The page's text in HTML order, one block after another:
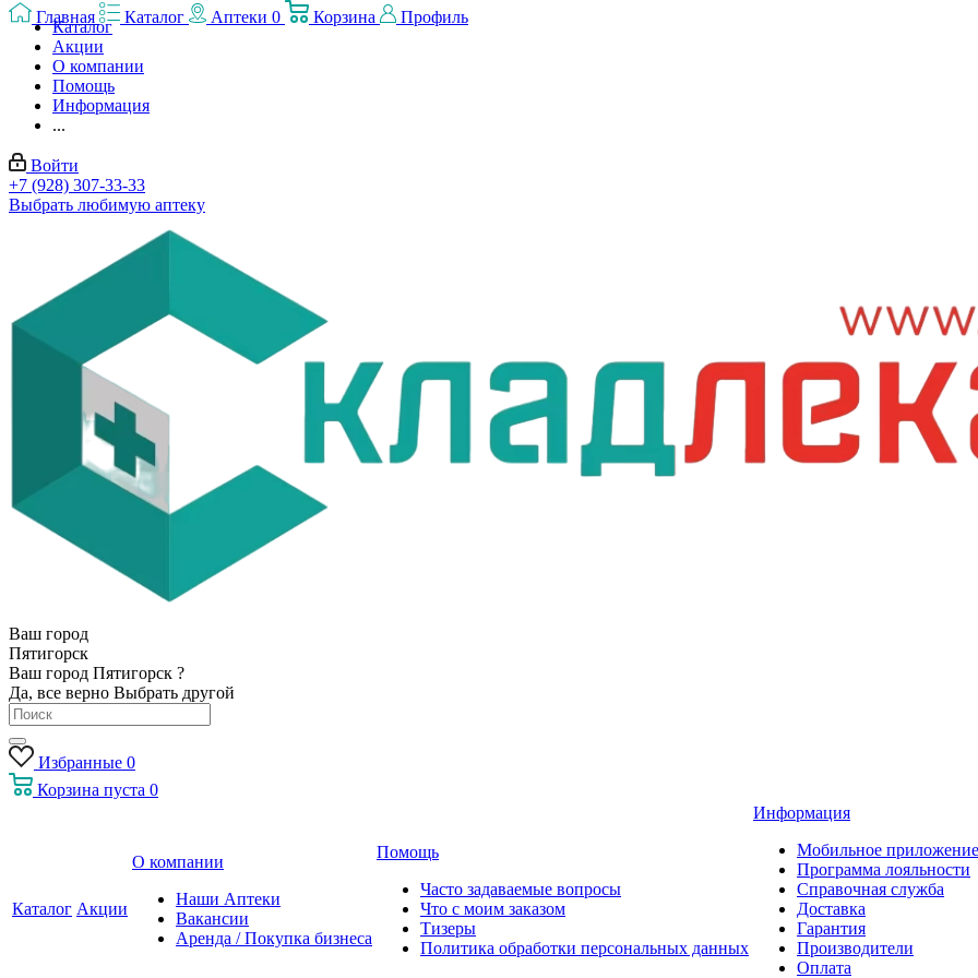
Каталог
Акции
О компании
Помощь
Информация
...
Войти
+7 (928) 307-33-33
Выбрать любимую аптеку
Ваш город
Пятигорск
Ваш город Пятигорск ?
Да, все верно Выбрать другой
Избранные 0
Корзина пуста 0
Каталог Акции
О компании
Наши Аптеки
Вакансии
Аренда / Покупка бизнеса
Помощь
Часто задаваемые вопросы
Что с моим заказом
Тизеры
Политика обработки персональных данных
Информация
Мобильное приложение
Программа лояльности
Справочная служба
Доставка
Гарантия
Производители
Оплата
Главная Каталог Аптеки 0 Корзина Профиль